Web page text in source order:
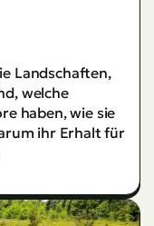
Landschaften,
welche
haben, wie sie
ihr Erhalt für